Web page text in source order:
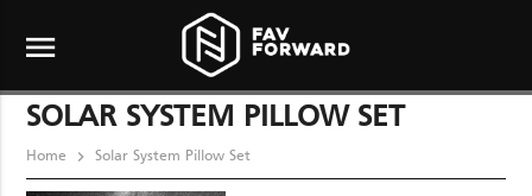
menu
SOLAR SYSTEM PILLOW SET
Home Solar System Pillow Set